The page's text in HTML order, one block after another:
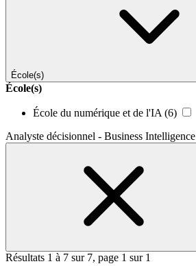
École(s)
École(s)
École du numérique et de l'IA (6)
Analyste décisionnel - Business Intelligence
Résultats 1 à 7 sur 7, page 1 sur 1